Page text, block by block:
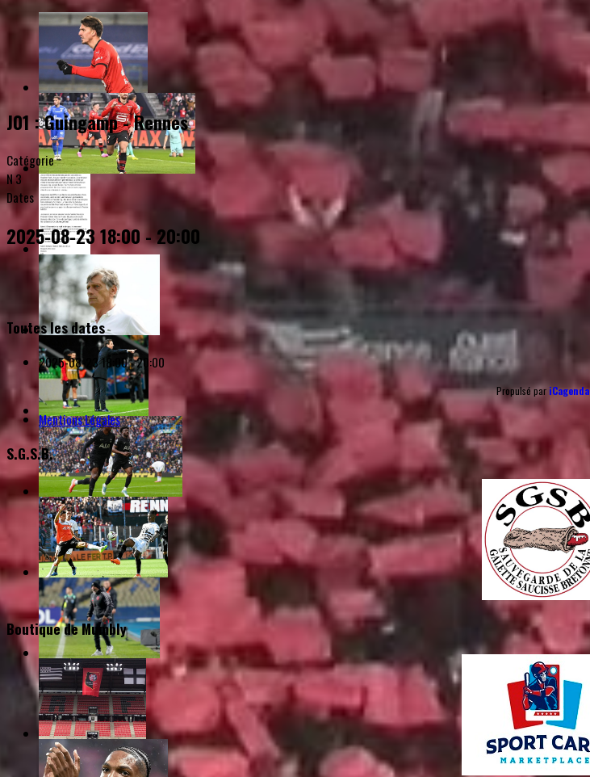
J01 : Guingamp - Rennes
Catégorie
N 3
Dates
2025-08-23 18:00 -20:00
Toutes les dates
2025-08-2318:00 - 20:00
Propulsé par iCagenda
Mentions Légales
S.G.S.B.
Boutique de Mumbly